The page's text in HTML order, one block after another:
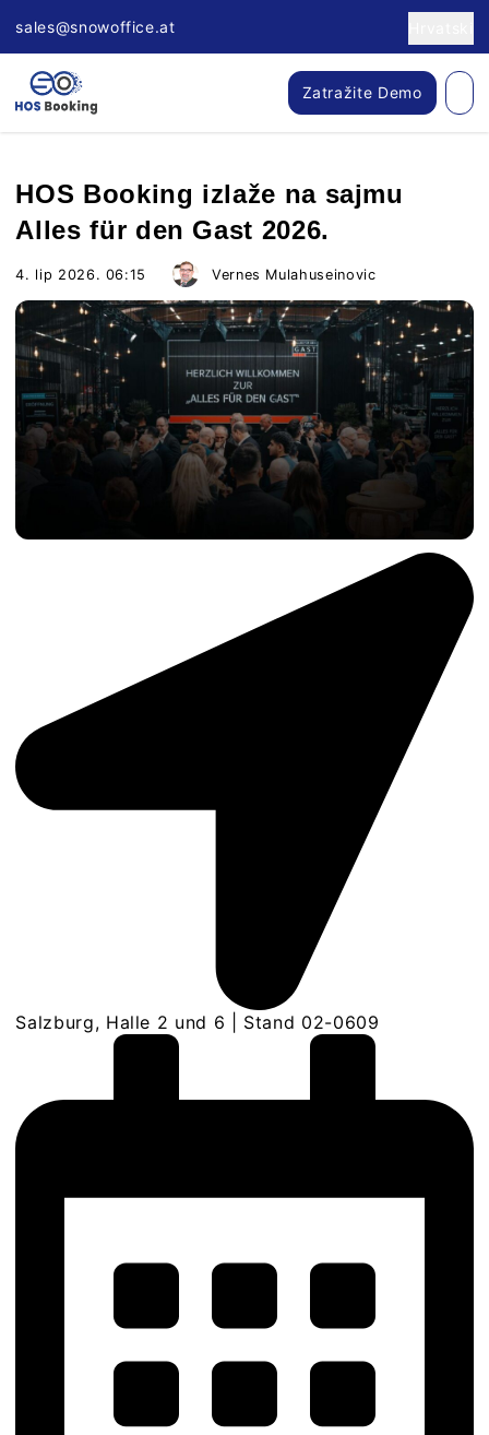
sales@snowoffice.at
Zatražite Demo
HOS Booking izlaže na sajmu
Alles für den Gast 2026.
4. lip 2026. 06:15 Vernes Mulahuseinovic
Salzburg, Halle 2 und 6 | Stand 02-0609